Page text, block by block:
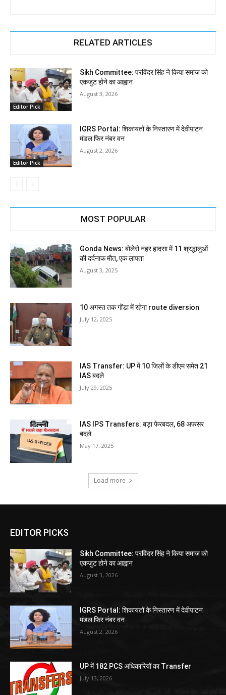
RELATED ARTICLES
Editor Pick
Sikh Committee: परविंदर सिंह ने किया समाज को
एकजुट होने का आह्वान
August 3, 2026
Editor Pick
IGRS Portal: शिकायतों के निस्तारण में देवीपाटन
मंडल फिर नंबर वन
August 2, 2026
MOST POPULAR
Gonda News: बोलेरो नहर हादसा में 11 श्रद्धालुओं
की दर्दनाक मौत, एक लापता
August 3, 2025
10 अगस्त तक गोंडा में रहेगा route diversion
July 12, 2025
IAS Transfer: UP में 10 जिलों के डीएम समेत 21
IAS बदले
July 29, 2025
IAS IPS Transfers: बड़ा फेरबदल, 68 अफसर
बदले
May 17, 2025
Load more
EDITOR PICKS
Sikh Committee: परविंदर सिंह ने किया समाज को
एकजुट होने का आह्वान
August 3, 2026
IGRS Portal: शिकायतों के निस्तारण में देवीपाटन
मंडल फिर नंबर वन
August 2, 2026
UP में 182 PCS अधिकारियों का Transfer
July 13, 2026